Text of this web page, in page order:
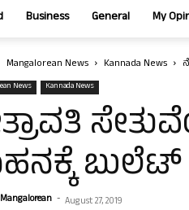
Business General My
Mangalorean News Kannada News
News Kannada News
ಬುಲೆಟ್
- August 27, 2019